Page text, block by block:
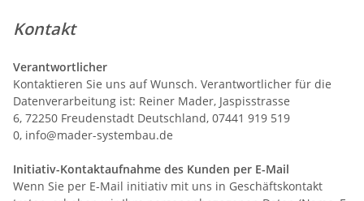
Kontakt
Verantwortlicher
Kontaktieren Sie uns auf Wunsch. Verantwortlicher für die
Datenverarbeitung ist: Reiner Mader, Jaspisstrasse
6, 72250 Freudenstadt Deutschland, 07441 919 519
0, info@mader-systembau.de
Initiativ-Kontaktaufnahme des Kunden per E-Mail
Wenn Sie per E-Mail initiativ mit uns in Geschäftskontakt